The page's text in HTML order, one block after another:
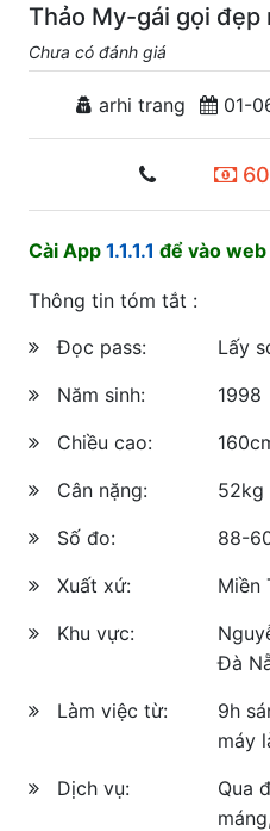
Thảo My-gái gọi đẹp
Chưa có đánh giá
arhi trang 01-
Cài App 1.1.1.1 để vào
Thông tin tóm tắt :
Đọc pass:
Lấy
Năm sinh:
1998
Chiều cao:
Cân nặng:
52kg
Số đo:
88-
Xuất xứ:
Miền
Khu vực:
Đà
Làm việc từ:
9h
máy
Dịch vụ:
Qua